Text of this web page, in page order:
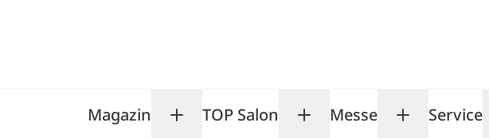
Magazin Toggle Magazin submenu
TOP Salon Toggle TOP Salon
Messe ToggleService